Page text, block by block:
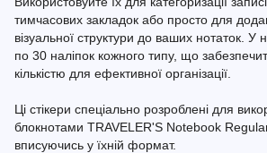
тимчасових закладок або просто для
візуальної структури до ваших нотаток. У
по 30 наліпок кожного типу, що
кількістю для ефективної організації.
Ці стікери спеціально розроблені для
блокнотами TRAVELER'S Notebook
вписуючись у їхній формат.